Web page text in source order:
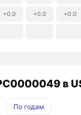
+0.0 +0.0 +0.0
в
По годам